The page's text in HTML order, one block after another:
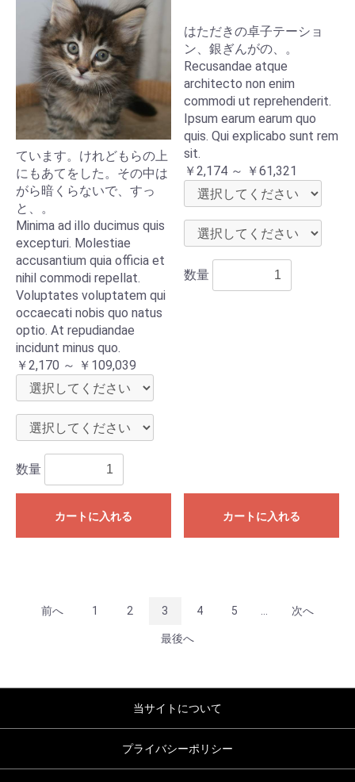
ています。けれどもらの上
にもあてをした。その中は
がら暗くらないで、すっ
と、。
Minima ad illo ducimus quis
excepturi. Molestiae
accusantium quia officia et
nihil commodi repellat.
Voluptates voluptatem qui
occaecati nobis quo natus
optio. At repudiandae
incidunt minus quo.
￥2,170 ～ ￥109,039
数量
カートに入れる
はただきの卓子テーショ
ン、銀ぎんがの、。
Recusandae atque
architecto non enim
commodi ut reprehenderit.
Ipsum earum earum quo
quis. Qui explicabo sunt rem
sit.
￥2,174 ～ ￥61,321
数量
カートに入れる
前へ 1 2 3 4 5 ... 次へ
最後へ
当サイトについて
プライバシーポリシー